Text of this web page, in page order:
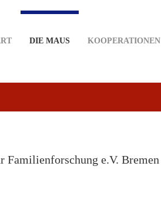
DIE MAUS KOOPERATIONEN
Familienforschung e.V. Bremen